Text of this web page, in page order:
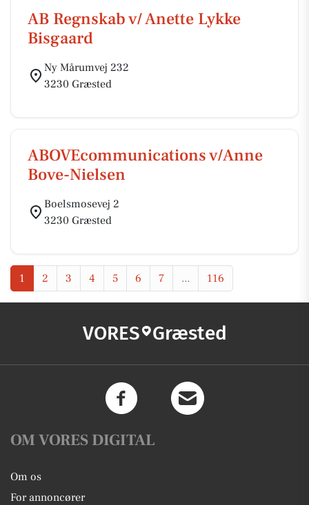
AB Regnskab v/ Anette Lykke
Bisgaard
Ny Mårumvej 232
3230 Græsted
ABOVEcommunications v/Anne
Bove-Nielsen
Boelsmosevej 2
3230 Græsted
1 2 3 4 5 6 7 ... 116
VORES Græsted
OM VORES DIGITAL
Om os
For annoncører